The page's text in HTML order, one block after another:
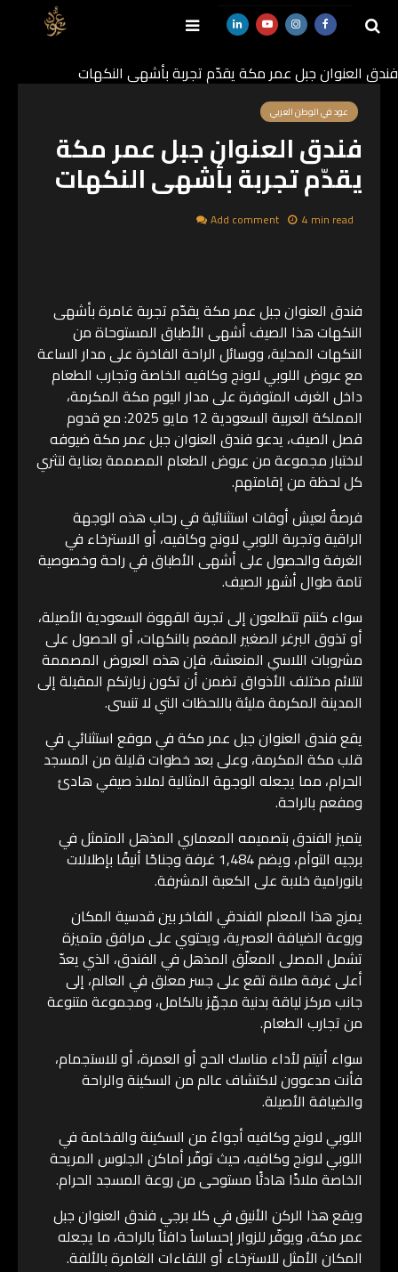
فندق العنوان جبل عمر مكة يقدّم تجربة بأشهى النكهات
عود في الوطن العربي
فندق العنوان جبل عمر مكة
يقدّم تجربة بأشهى النكهات
4 min read
Add comment
فندق العنوان جبل عمر مكة يقدّم تجربة غامرة بأشهى
النكهات هذا الصيف أشهى الأطباق المستوحاة من
النكهات المحلية، ووسائل الراحة الفاخرة على مدار الساعة
مع عروض اللوبي لاونج وكافيه الخاصة وتجارب الطعام
داخل الغرف المتوفرة على مدار اليوم مكة المكرمة،
المملكة العربية السعودية 12 مايو 2025: مع قدوم
فصل الصيف، يدعو فندق العنوان جبل عمر مكة ضيوفه
لاختبار مجموعة من عروض الطعام المصممة بعناية لتثري
كل لحظة من إقامتهم.
فرصةٌ لعيش أوقات استثنائية في رحاب هذه الوجهة
الراقية وتجربة اللوبي لاونج وكافيه، أو الاسترخاء في
الغرفة والحصول على أشهى الأطباق في راحة وخصوصية
تامة طوال أشهر الصيف.
سواء كنتم تتطلعون إلى تجربة القهوة السعودية الأصيلة،
أو تذوق البرغر الصغير المفعم بالنكهات، أو الحصول على
مشروبات اللاسي المنعشة، فإن هذه العروض المصممة
لتلائم مختلف الأذواق تضمن أن تكون زيارتكم المقبلة إلى
المدينة المكرمة مليئة باللحظات التي لا تنسى.
يقع فندق العنوان جبل عمر مكة في موقع استثنائي في
قلب مكة المكرمة، وعلى بعد خطوات قليلة من المسجد
الحرام، مما يجعله الوجهة المثالية لملاذ صيفي هادئ
ومفعم بالراحة.
يتميز الفندق بتصميمه المعماري المذهل المتمثل في
برجيه التوأم، ويضم 1,484 غرفة وجناحًا أنيقًا بإطلالات
بانورامية خلابة على الكعبة المشرفة.
يمزج هذا المعلم الفندقي الفاخر بين قدسية المكان
وروعة الضيافة العصرية، ويحتوي على مرافق متميزة
تشمل المصلى المعلّق المذهل في الفندق، الذي يعدّ
أعلى غرفة صلاة تقع على جسر معلق في العالم، إلى
جانب مركز لياقة بدنية مجهّز بالكامل، ومجموعة متنوعة
من تجارب الطعام.
سواء أتيتم لأداء مناسك الحج أو العمرة، أو للاستجمام،
فأنت مدعوون لاكتشاف عالم من السكينة والراحة
والضيافة الأصيلة.
اللوبي لاونج وكافيه أجواءٌ من السكينة والفخامة في
اللوبي لاونج وكافيه، حيث توفّر أماكن الجلوس المريحة
الخاصة ملاذًا هادئًا مستوحى من روعة المسجد الحرام.
ويقع هذا الركن الأنيق في كلا برجي فندق العنوان جبل
عمر مكة، ويوفّر للزوار إحساساً دافئاً بالراحة، ما يجعله
المكان الأمثل للاسترخاء أو اللقاءات الغامرة بالألفة.